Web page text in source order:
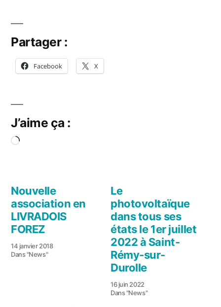
Partager :
Facebook X
J’aime ça :
Chargement…
Nouvelle
association en
LIVRADOIS
FOREZ
14 janvier 2018
Dans "News"
Le
photovoltaïque
dans tous ses
états le 1er juillet
2022 à Saint-
Rémy-sur-
Durolle
16 juin 2022
Dans "News"